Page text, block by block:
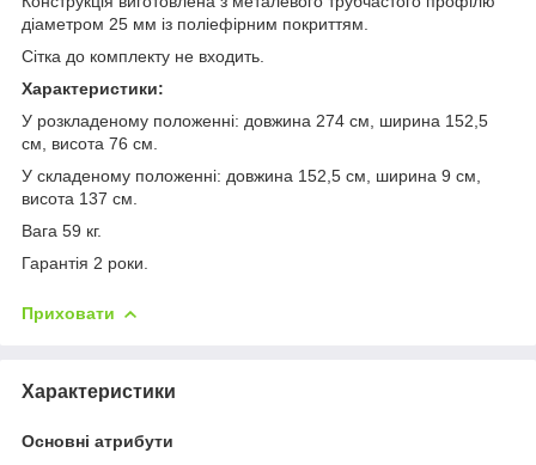
діаметром 25 мм із поліефірним покриттям.
Сітка до комплекту не входить.
Характеристики:
У розкладеному положенні: довжина 274 см, ширина 152,5
см, висота 76 см.
У складеному положенні: довжина 152,5 см, ширина 9 см,
висота 137 см.
Вага 59 кг.
Гарантія 2 роки.
Приховати
Характеристики
Основні атрибути